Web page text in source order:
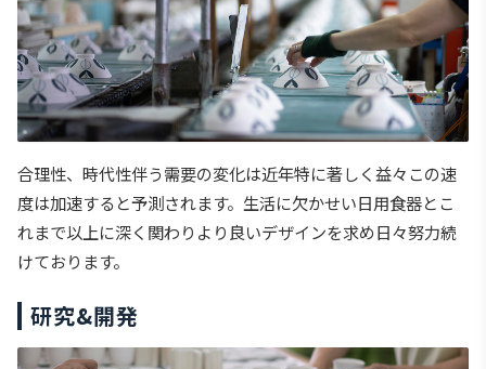
合理性、時代性伴う需要の変化は近年特に著しく益々この速
度は加速すると予測されます。生活に欠かせい日用食器とこ
れまで以上に深く関わりより良いデザインを求め日々努力続
けております。
研究&開発